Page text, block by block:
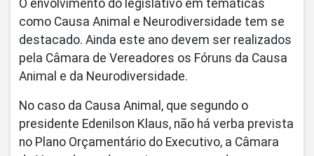
O envolvimento do legislativo em temáticas
como Causa Animal e Neurodiversidade tem se
destacado. Ainda este ano devem ser realizados
pela Câmara de Vereadores os Fóruns da Causa
Animal e da Neurodiversidade.
No caso da Causa Animal, que segundo o
presidente Edenilson Klaus, não há verba prevista
no Plano Orçamentário do Executivo, a Câmara